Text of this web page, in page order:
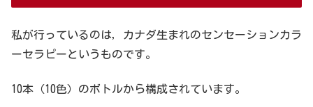
私が行っているのは，カナダ生まれのセンセーションカラ
ーセラピーというものです。
10本（10色）のボトルから構成されています。